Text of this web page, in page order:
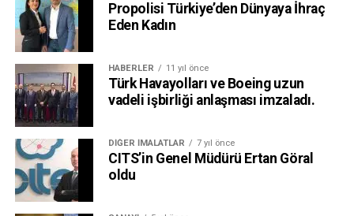
Propolisi Türkiye’den Dünyaya İhraç
Eden Kadın
HABERLER 11 yıl önce
Türk Havayolları ve Boeing uzun
vadeli işbirliği anlaşması imzaladı.
DIĞER İMALATLAR 7 yıl önce
CITS’in Genel Müdürü Ertan Göral
oldu